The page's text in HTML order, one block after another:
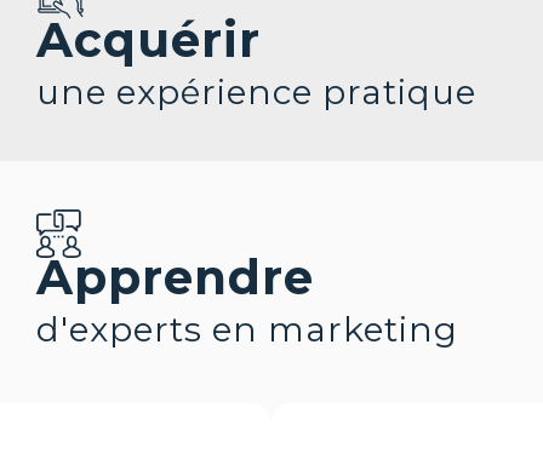
Acquérir
une expérience pratique
Apprendre
d'experts en marketing